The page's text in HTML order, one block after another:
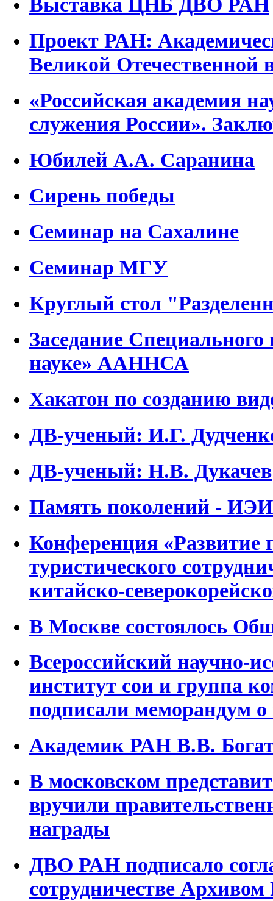
Проект РАН:
Великой Отечественной
«Российская академия
служения России».
Юбилей А.А. Саранина
Сирень победы
Семинар на Сахалине
Семинар МГУ
Круглый стол
Заседание
науке» ААННСА
Хакатон по созданию
ДВ-ученый: И.Г.
ДВ-ученый: Н.В. Дукачев
Память поколений -
Конференция «Развитие
туристического
китайско-
В Москве состоялось
Всероссийский научно-
институт сои и группа
подписали меморандум
Академик РАН В.В.
В московском
вручили
награды
ДВО РАН подписало
сотрудничестве